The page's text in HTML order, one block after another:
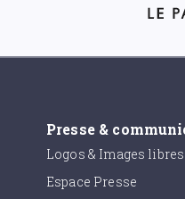
Presse &
Logos & Images
Espace Presse